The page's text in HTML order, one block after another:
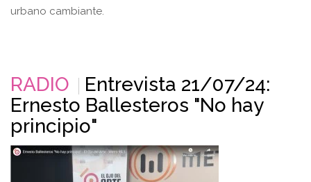
urbano cambiante.
RADIO
Entrevista 21/07/24:
Ernesto Ballesteros "No hay
principio"